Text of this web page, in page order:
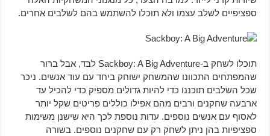
ספציפיים לשלב עצמו ולא תוכלו להשתמש בהם לשלבים אחרים.
תוכלו לשחק ב-Sackboy: A Big Adventure לבד, אבל ברור
שהמפתחים התכוונו שהמשחק ישוחק ביחד עם עוד אנשים. ניכר
שכל השלבים תוכננו כדי להיות גדולים מספיק כדי להכיל עד
ארבעה שחקנים ורבים מהם אפילו כוללים פריטים שקל יותר
לאסוף עם אנשים נוספים. עדות נוספת לכך היא שישנן משימות
ספציפיות בהן ניתן לשחק רק עם שחקנים נוספים. בשורה